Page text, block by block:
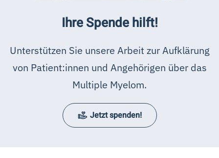
Ihre Spende hilft!
Unterstützen Sie unsere Arbeit zur Aufklärung
von Patient:innen und Angehörigen über das
Multiple Myelom.
Jetzt spenden!